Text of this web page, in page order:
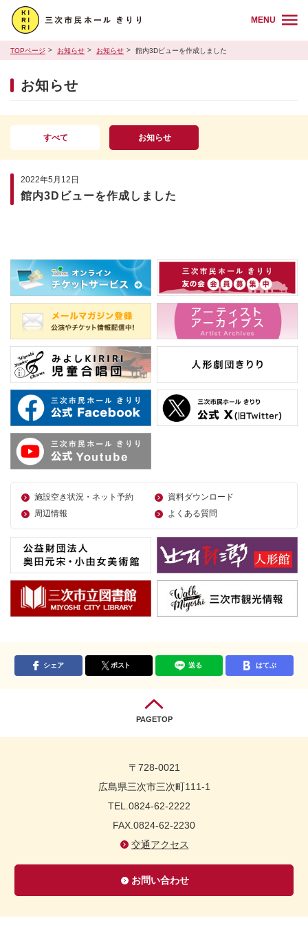
MENU
TOPページ お知らせ お知らせ 館内3Dビューを作成しました
お知らせ
すべて お知らせ
2022年5月12日
館内3Dビューを作成しました
施設空き状況・ネット予約
資料ダウンロード
周辺情報
よくある質問
シェア ポスト 送る はてぶ
PAGETOP
〒728-0021
広島県三次市三次町111-1
TEL.0824-62-2222
FAX.0824-62-2230
交通アクセス
お問い合わせ